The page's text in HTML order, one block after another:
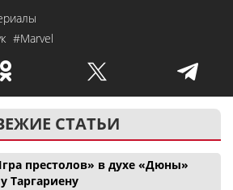
#Marvel
СТАТЬИ
престолов» в духе «Дюны»
Таргариену